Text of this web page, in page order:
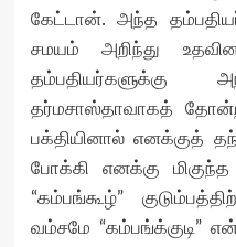
கேட்டான். அந்த
சமயம் அறிந்து
தர்மசாஸ்தாவாகத்
பக்தியினால் எனக்குத்
போக்கி எனக்கு
“கம்பங்கூழ்”
வம்சமே “கம்பங்க்குடி”